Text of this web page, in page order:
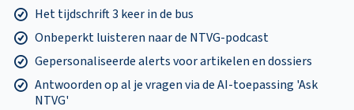
Het tijdschrift 3 keer in de bus
Onbeperkt luisteren naar de NTVG-podcast
Gepersonaliseerde alerts voor artikelen en dossiers
Antwoorden op al je vragen via de AI-toepassing 'Ask
NTVG'